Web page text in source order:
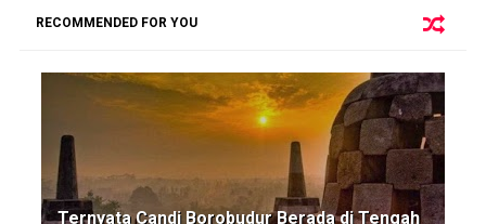
RECOMMENDED FOR YOU
Ternyata Candi Borobudur Berada di Tengah